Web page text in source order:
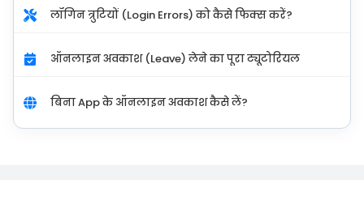
लॉगिन त्रुटियों (Login Errors) को कैसे फिक्स करें?
ऑनलाइन अवकाश (Leave) लेने का पूरा ट्यूटोरियल
बिना App के ऑनलाइन अवकाश कैसे लें?